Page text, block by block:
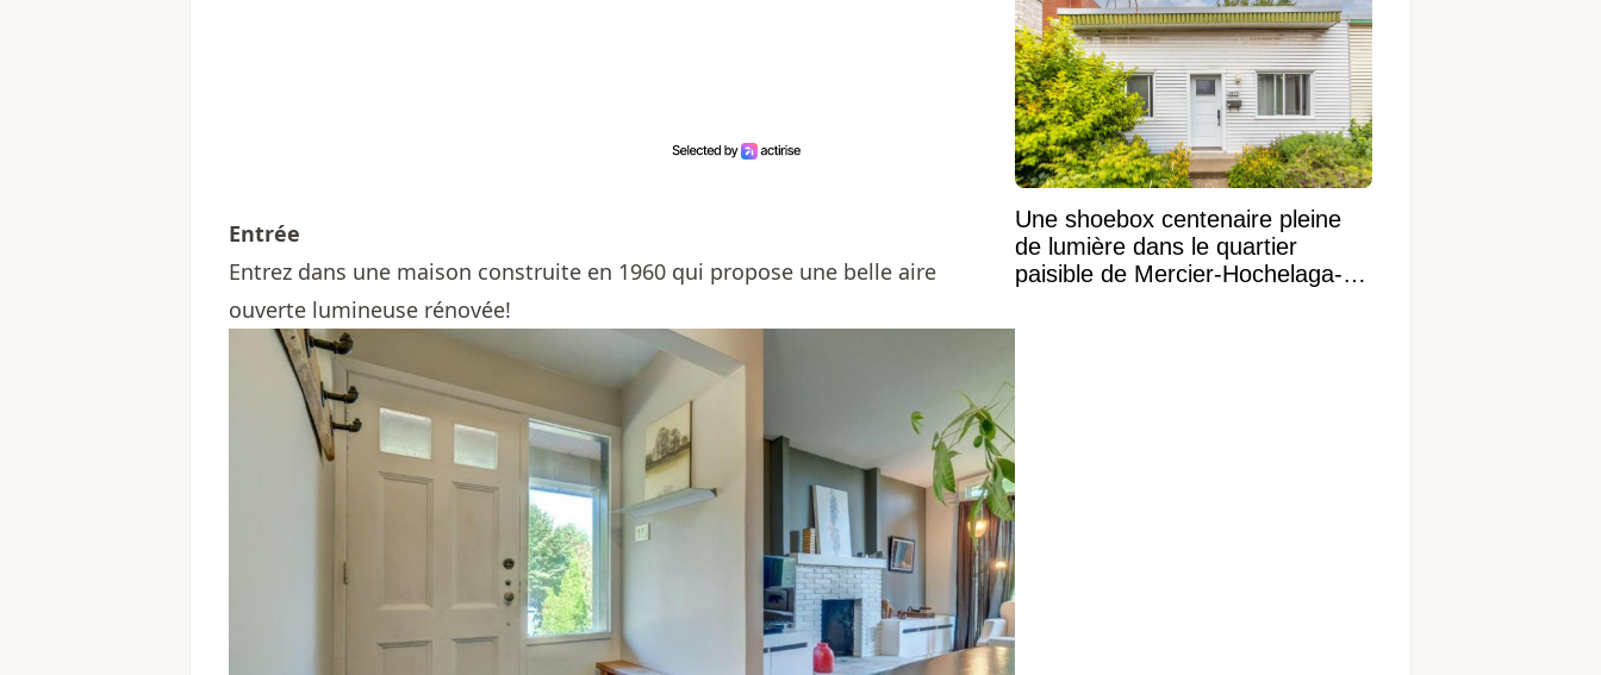
Entrée
Entrez dans une maison construite en 1960 qui propose une belle aire
ouverte lumineuse rénovée!
Une shoebox centenaire pleine
de lumière dans le quartier
paisible de Mercier-Hochelaga-